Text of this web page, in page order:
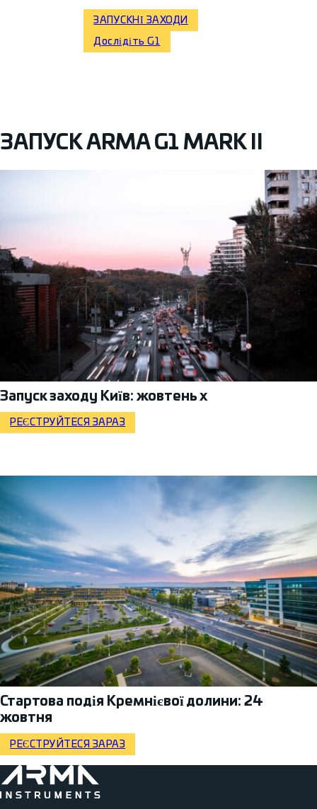
ЗАПУСКНІ ЗАХОДИ
Дослідіть G1
ЗАПУСК ARMA G1 MARK II
Запуск заходу Київ: жовтень x
РЕЄСТРУЙТЕСЯ ЗАРАЗ
Стартова подія Кремнієвої долини: 24
жовтня
РЕЄСТРУЙТЕСЯ ЗАРАЗ